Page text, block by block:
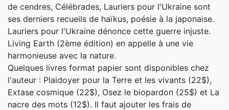
de cendres, Célébrades, Lauriers pour l'Ukraine sont
ses derniers recueils de haïkus, poésie à la japonaise.
Lauriers pour l'Ukraine dénonce cette guerre injuste.
Living Earth (2ème édition) en appelle à une vie
harmonieuse avec la nature.
Quelques livres format papier sont disponibles chez
l'auteur : Plaidoyer pour la Terre et les vivants (22$),
Extase cosmique (22$), Osez le biopardon (25$) et La
nacre des mots (12$). Il faut ajouter les frais de